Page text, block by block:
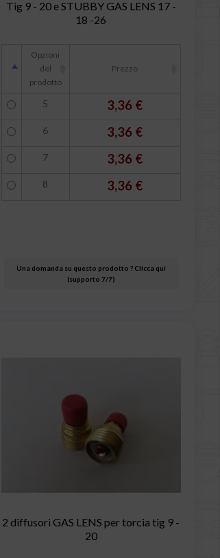
Tig 9 - 20 e STUBBY GAS LENS 17 -
18 -26
Opzioni
del
prodotto
Prezzo
5 3,36 €
6 3,36 €
7 3,36 €
8 3,36 €
Una domanda su questo prodotto ? Clicca qui
(supporto 7/7)
2 diffusori GAS LENS per torcia tig 9 -
20